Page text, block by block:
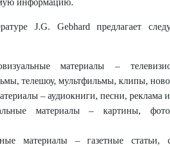
J.G. Gebhard предлагает
материалы –
телешоу, мультфильмы, клипы,
– аудиокниги, песни, реклама
материалы – картины,
материалы – газетные статьи,